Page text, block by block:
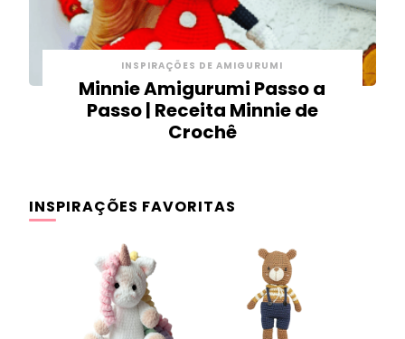
INSPIRAÇÕES DE AMIGURUMI
Minnie Amigurumi Passo a
Passo | Receita Minnie de
Crochê
INSPIRAÇÕES FAVORITAS